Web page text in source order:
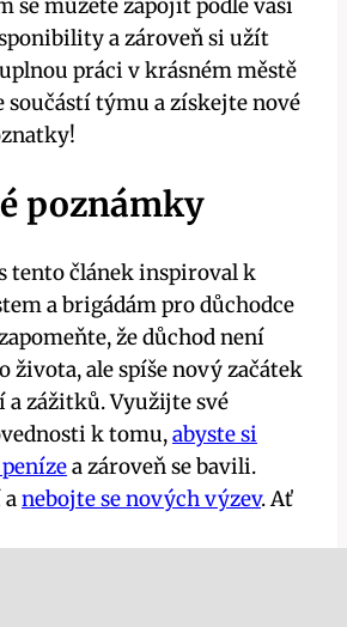
se můžete zapojit podle vaší
a zároveň si užít
práci v krásném městě
součástí týmu a získejte nové
poznámky
tento článek inspiroval k
a brigádám pro důchodce
že důchod není
života, ale spíše nový začátek
zážitků. Využijte své
k tomu,abyste si
a zároveň se bavili.
nebojte se nových výzev. Ať